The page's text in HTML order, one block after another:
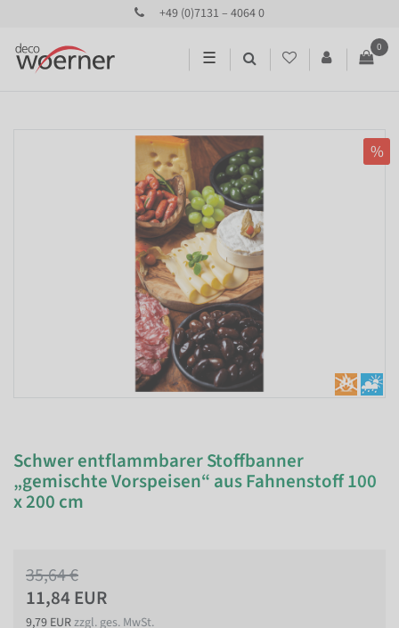
+49 (0)7131 – 4064 0
☰
0
%
Schwer entflammbarer Stoffbanner
„gemischte Vorspeisen“ aus Fahnenstoff 100
x 200 cm
35,64 €
11,84 EUR
9,79 EURzzgl. ges. MwSt.